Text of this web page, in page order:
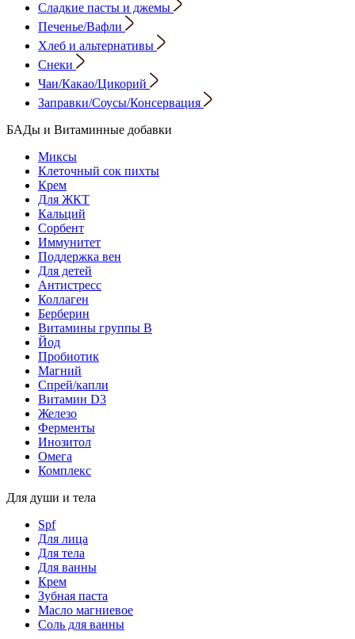
Сладкие пасты и джемы
Печенье/Вафли
Хлеб и альтернативы
Снеки
Чаи/Какао/Цикорий
Заправки/Соусы/Консервация
БАДы и Витаминные добавки
Миксы
Клеточный сок пихты
Крем
Для ЖКТ
Кальций
Сорбент
Иммунитет
Поддержка вен
Для детей
Антистресс
Коллаген
Берберин
Витамины группы B
Йод
Пробиотик
Магний
Спрей/капли
Витамин D3
Железо
Ферменты
Инозитол
Омега
Комплекс
Для души и тела
Spf
Для лица
Для тела
Для ванны
Крем
Зубная паста
Масло магниевое
Соль для ванны